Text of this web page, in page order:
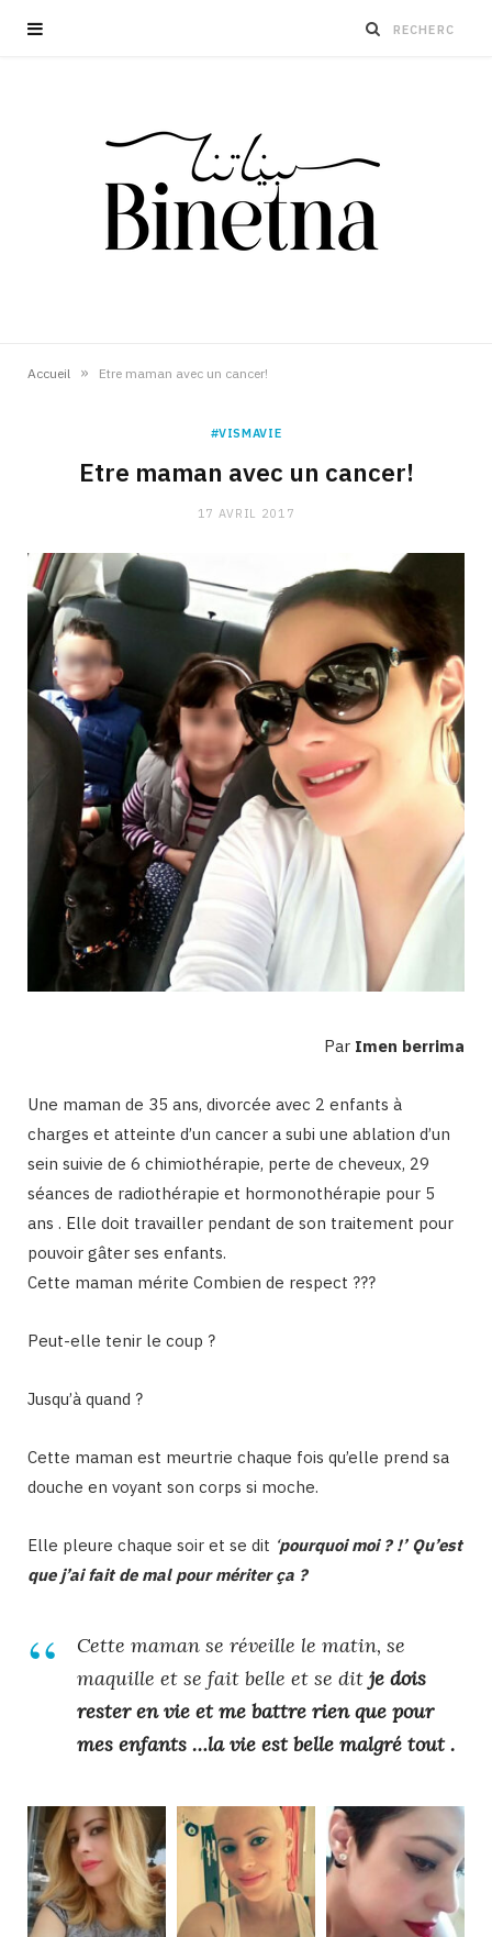
Accueil » Etre maman avec un cancer!
#VISMAVIE
Etre maman avec un cancer!
17 AVRIL 2017
Par Imen berrima
Une maman de 35 ans, divorcée avec 2 enfants à
charges et atteinte d’un cancer a subi une ablation d’un
sein suivie de 6 chimiothérapie, perte de cheveux, 29
séances de radiothérapie et hormonothérapie pour 5
ans . Elle doit travailler pendant de son traitement pour
pouvoir gâter ses enfants.
Cette maman mérite Combien de respect ???
Peut-elle tenir le coup ?
Jusqu’à quand ?
Cette maman est meurtrie chaque fois qu’elle prend sa
douche en voyant son corps si moche.
Elle pleure chaque soir et se dit ‘pourquoi moi ? !’ Qu’est
que j’ai fait de mal pour mériter ça ?
Cette maman se réveille le matin, se
maquille et se fait belle et se dit je dois
rester en vie et me battre rien que pour
mes enfants …la vie est belle malgré tout.